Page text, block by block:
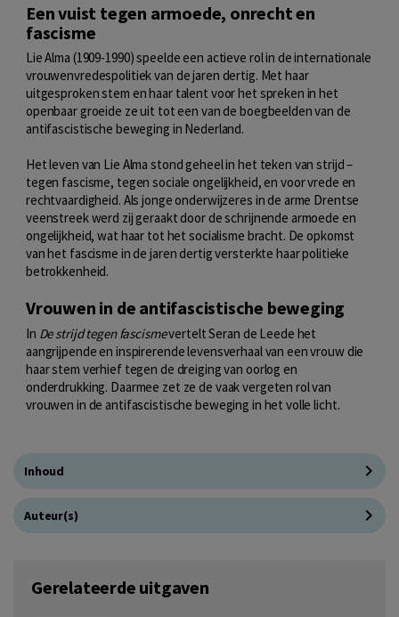
Een vuist tegen armoede, onrecht en
fascisme
Lie Alma (1909-1990) speelde een actieve rol in de internationale
vrouwenvredespolitiek van de jaren dertig. Met haar
uitgesproken stem en haar talent voor het spreken in het
openbaar groeide ze uit tot een van de boegbeelden van de
antifascistische beweging in Nederland.
Het leven van Lie Alma stond geheel in het teken van strijd –
tegen fascisme, tegen sociale ongelijkheid, en voor vrede en
rechtvaardigheid. Als jonge onderwijzeres in de arme Drentse
veenstreek werd zij geraakt door de schrijnende armoede en
ongelijkheid, wat haar tot het socialisme bracht. De opkomst
van het fascisme in de jaren dertig versterkte haar politieke
betrokkenheid.
Vrouwen in de antifascistische beweging
In De strijd tegen fascismevertelt Seran de Leede het
aangrijpende en inspirerende levensverhaal van een vrouw die
haar stem verhief tegen de dreiging van oorlog en
onderdrukking. Daarmee zet ze de vaak vergeten rol van
vrouwen in de antifascistische beweging in het volle licht.
Inhoud
Auteur(s)
Gerelateerde uitgaven